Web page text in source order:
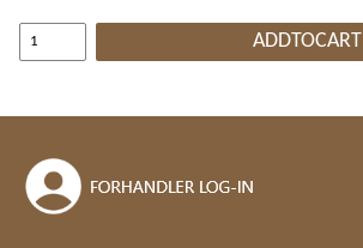
ADDTOCART